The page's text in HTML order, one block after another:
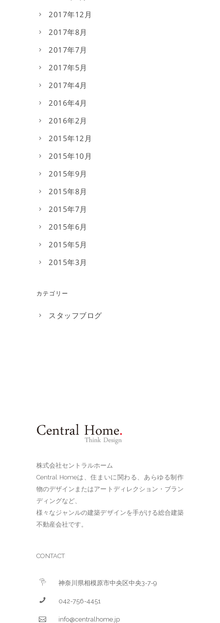
2017年12月
2017年8月
2017年7月
2017年5月
2017年4月
2016年4月
2016年2月
2015年12月
2015年10月
2015年9月
2015年8月
2015年7月
2015年6月
2015年5月
2015年3月
カテゴリー
スタッフブログ
株式会社セントラルホーム
Central Homeは、住まいに関わる、あらゆる制作
物のデザインまたはアートディレクション・ブラン
ディングなど、
様々なジャンルの建築デザインを手がける総合建築
不動産会社です。
CONTACT
神奈川県相模原市中央区中央3-7-9
042-756-4451
info@centralhome.jp